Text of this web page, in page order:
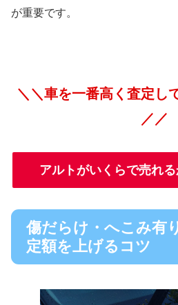
が重要です。
＼＼車を一番高く査定し
／／
アルトがいくらで売れ
傷だらけ・へこみ有
定額を上げるコツ